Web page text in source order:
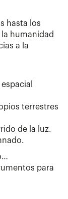
hasta los
humanidad
a la
terrestres
de la luz.
para